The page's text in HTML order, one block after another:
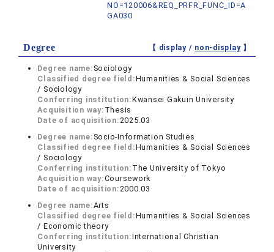
NO=120006&REQ_PRFR_FUNC_ID=A
GA030
Degree 【 display / non-display】
Degree name: Sociology
Classified degree field:Humanities & Social Sciences
/ Sociology
Conferring institution:Kwansei Gakuin University
Acquisition way: Thesis
Date of acquisition:2025.03
Degree name: Socio-Information Studies
Classified degree field:Humanities & Social Sciences
/ Sociology
Conferring institution: The University of Tokyo
Acquisition way:Coursework
Date of acquisition:2000.03
Degree name:Arts
Classified degree field:Humanities & Social Sciences
/ Economic theory
Conferring institution:International Christian
University